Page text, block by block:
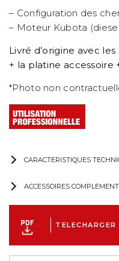
– Configuration des
– Moteur Kubota
Livré d’origine avec
+ la platine accessoire
*Photo non
CARACTERISTIQUES
ACCESSOIRES
TELECHARGER